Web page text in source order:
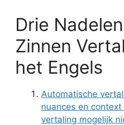
Drie
Zinnen
het Engels
Automatische
nuances en
vertaling mogelijk